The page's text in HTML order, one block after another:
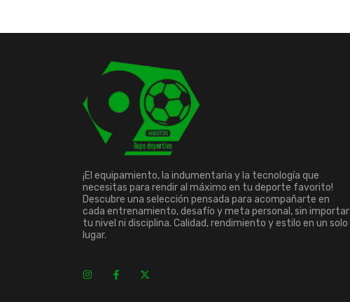
¡El equipamiento, la indumentaria y la tecnología que
necesitas para rendir al máximo en tu deporte favorito!
Descubre una selección pensada para acompañarte en
cada entrenamiento, desafío y meta personal, sin importar
tu nivel ni disciplina. Calidad, rendimiento y estilo en un solo
lugar.